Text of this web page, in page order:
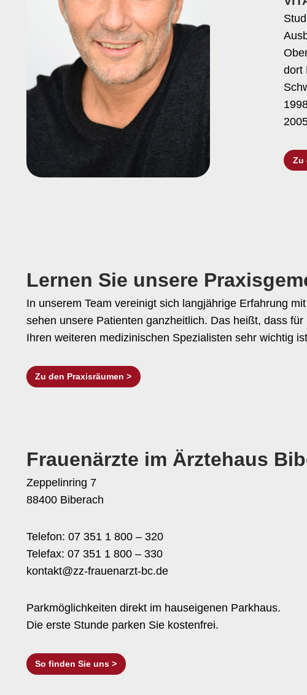
dort
Zu
Lernen Sie unsere
In unserem Team vereinigt sich langjährige Erfahrung
sehen unsere Patienten ganzheitlich. Das heißt, dass
Ihren weiteren medizinischen Spezialisten sehr wichtig
Zu den Praxisräumen >
Frauenärzte im Ärztehaus
Zeppelinring 7
88400 Biberach
Telefon: 07 351 1 800 – 320
Telefax: 07 351 1 800 – 330
kontakt@zz-frauenarzt-bc.de
Parkmöglichkeiten direkt im hauseigenen Parkhaus.
Die erste Stunde parken Sie kostenfrei.
So finden Sie uns >